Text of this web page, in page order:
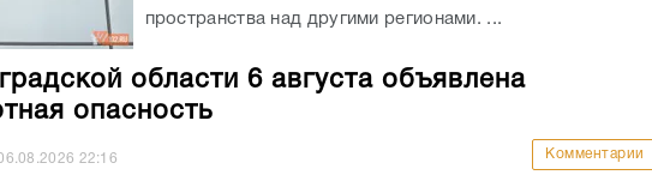
пространства над другими регионами. ...
области 6 августа объявлена
опасность
22:16 Комментарии